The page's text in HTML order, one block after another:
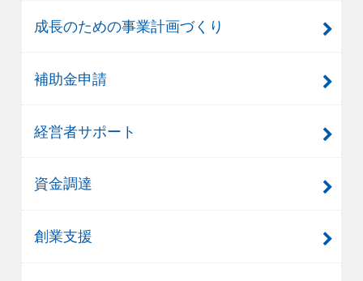
成長のための事業計画づくり
補助金申請
経営者サポート
資金調達
創業支援